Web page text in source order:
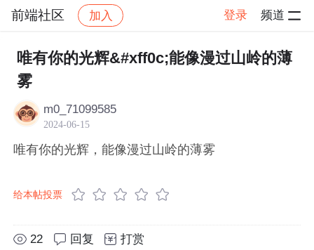
前端社区 加入 登录 频道
社区 前端社区 感慨 帖子详情
唯有你的光辉&#xff0c;能像漫过山岭的薄
雾
m0_71099585
2024-06-15
唯有你的光辉，能像漫过山岭的薄雾
给本帖投票
22 回复 打赏